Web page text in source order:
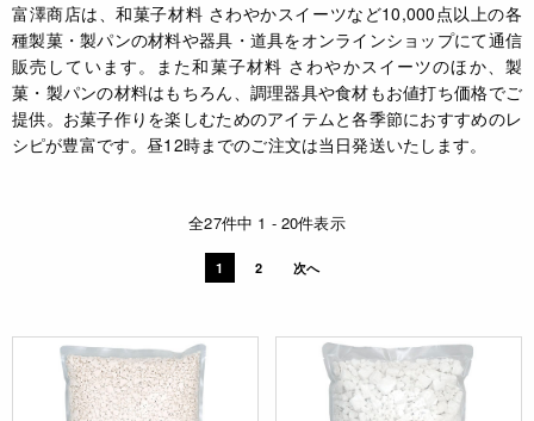
富澤商店は、和菓子材料 さわやかスイーツなど10,000点以上の各
種製菓・製パンの材料や器具・道具をオンラインショップにて通信
販売しています。また和菓子材料 さわやかスイーツのほか、製
菓・製パンの材料はもちろん、調理器具や食材もお値打ち価格でご
提供。お菓子作りを楽しむためのアイテムと各季節におすすめのレ
シピが豊富です。昼12時までのご注文は当日発送いたします。
全27件中 1 - 20件表示
1 2 次へ